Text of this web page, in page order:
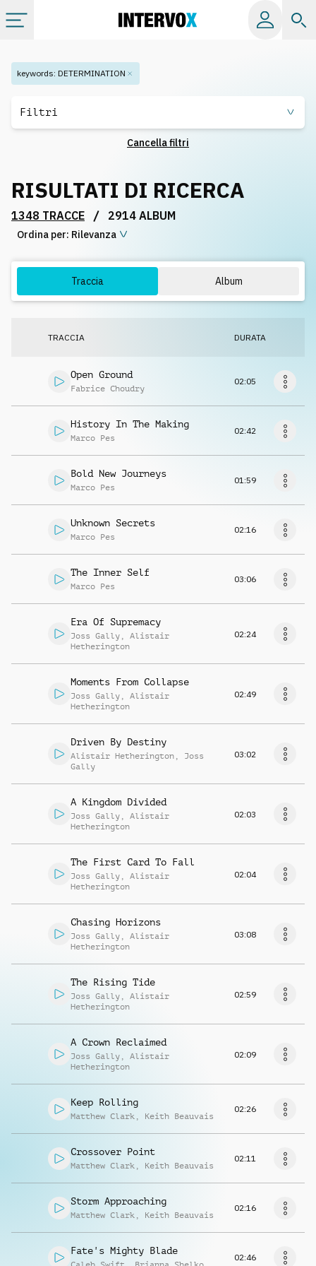
Categorie
Playlist
Licenze
keywords: DETERMINATION
Filtri
Cancella filtri
RISULTATI DI RICERCA
1348 TRACCE / 2914 ALBUM
Ordina per: Rilevanza
Traccia Album
TRACCIA DURATA
Open Ground
Fabrice Choudry
02:05
History In The Making
Marco Pes
02:42
Bold New Journeys
Marco Pes
01:59
Unknown Secrets
Marco Pes
02:16
The Inner Self
Marco Pes
03:06
Era Of Supremacy
Joss Gally , Alistair
Hetherington
02:24
Moments From Collapse
Joss Gally , Alistair
Hetherington
02:49
Driven By Destiny
Alistair Hetherington , Joss
Gally
03:02
A Kingdom Divided
Joss Gally , Alistair
Hetherington
02:03
The First Card To Fall
Joss Gally , Alistair
Hetherington
02:04
Chasing Horizons
Joss Gally , Alistair
Hetherington
03:08
The Rising Tide
Joss Gally , Alistair
Hetherington
02:59
A Crown Reclaimed
Joss Gally , Alistair
Hetherington
02:09
Keep Rolling
Matthew Clark , Keith Beauvais
02:26
Crossover Point
Matthew Clark , Keith Beauvais
02:11
Storm Approaching
Matthew Clark , Keith Beauvais
02:16
Fate's Mighty Blade
02:46